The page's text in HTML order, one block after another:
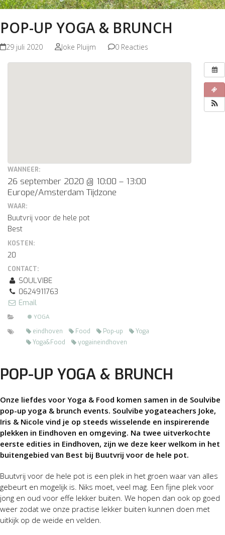
POP-UP YOGA & BRUNCH
29 juli 2020 Joke Pluijm 0 Reacties
WANNEER:
26 september 2020 @ 10:00 – 13:00
Europe/Amsterdam Tijdzone
WAAR:
Buutvrij voor de hele pot
Best
KOSTEN:
20
CONTACT:
SOULVIBE
0624911763
Email
YOGA
eindhoven Food Pop-up
Yoga
Yoga&Food
yogaineindhoven
POP-UP YOGA & BRUNCH
Onze liefdes voor Yoga & Food komen samen in de Soulvibe
pop-up yoga & brunch events. Soulvibe yogateachers Joke,
Iris & Nicole vind je op steeds wisselende en inspirerende
plekken in Eindhoven en omgeving. Na twee uitverkochte
eerste edities in Eindhoven, zijn we deze keer welkom in het
buitengebied van Best bij Buutvrij voor de hele pot.
Buutvrij voor de hele pot is een plek in het groen waar van alles
gebeurt en mogelijk is. Niks moet, veel mag. Een fijne plek voor
jong en oud voor effe lekker buiten. We hopen dan ook op goed
weer zodat we onze practise lekker buiten kunnen doen met
uitkijk op de weide en velden.